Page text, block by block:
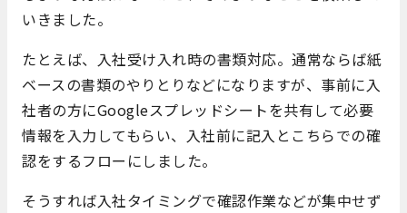
いきました。
たとえば、入社受け入れ時の書類対応。通常ならば紙
ベースの書類のやりとりなどになりますが、事前に入
社者の方にGoogleスプレッドシートを共有して必要
情報を入力してもらい、入社前に記入とこちらでの確
認をするフローにしました。
そうすれば入社タイミングで確認作業などが集中せず